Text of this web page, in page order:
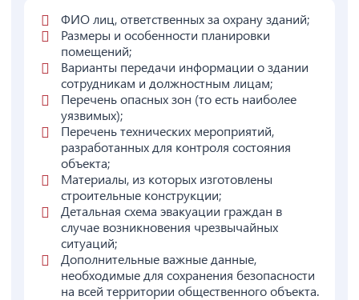
ФИО лиц, ответственных за охрану зданий;
Размеры и особенности планировки
помещений;
Варианты передачи информации о здании
сотрудникам и должностным лицам;
Перечень опасных зон (то есть наиболее
уязвимых);
Перечень технических мероприятий,
разработанных для контроля состояния
объекта;
Материалы, из которых изготовлены
строительные конструкции;
Детальная схема эвакуации граждан в
случае возникновения чрезвычайных
ситуаций;
Дополнительные важные данные,
необходимые для сохранения безопасности
на всей территории общественного объекта.